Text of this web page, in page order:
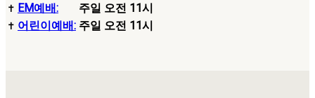
✝ EM예배:
주일 오전 11시
✝ 어린이예배: 주일 오전 11시